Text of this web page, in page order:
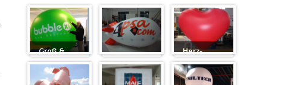
Groß &
Rund
Zeppelin
Herz-
Ballon